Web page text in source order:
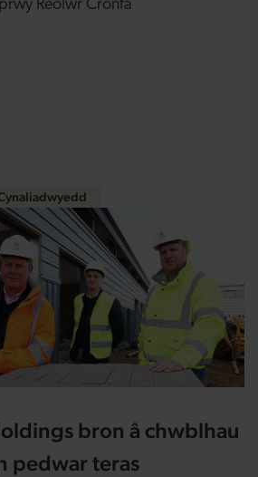
Reolwr Cronfa
bron â chwblhau
pedwar teras